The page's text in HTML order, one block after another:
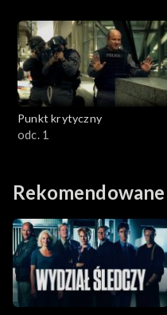
Punkt krytyczny
odc. 1